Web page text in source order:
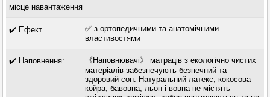
місце навантаження
✔️ Ефект
✅ з ортопедичними та анатомічними
властивостями
✔️ Наповнення:
《Наповнювачі》 матраців з екологічно чистих
матеріалів забезпечують безпечний та
здоровий сон. Натуральний латекс, кокосова
койра, бавовна, льон і вовна не містять